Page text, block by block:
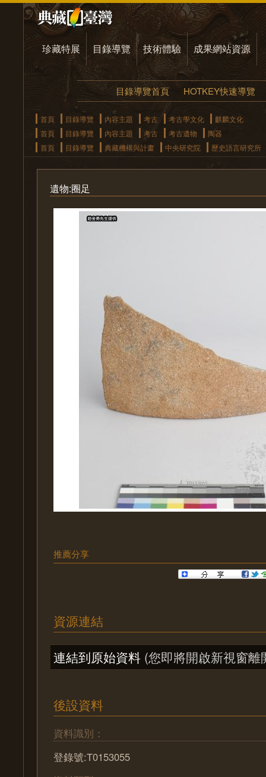
珍藏特展 目錄導覽 技術體驗 成果網站資源
目錄導覽首頁 HOTKEY快速導覽
首頁 目錄導覽 內容主題 考古 考古學文化
麒麟文化
首頁
目錄導覽 內容主題 考古 考古遺物
陶器
首頁
目錄導覽 典藏機構與計畫 中央研究院 歷史語言研究所
遺物:圈足
推薦分享
資源連結
連結到原始資料 (您即將開啟新視窗離
後設資料
資料識別：
登錄號:T0153055